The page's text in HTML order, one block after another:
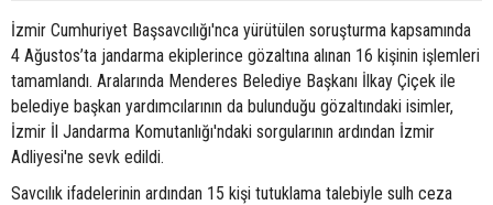
İzmir Cumhuriyet Başsavcılığı'nca yürütülen soruşturma kapsamında
4 Ağustos’ta jandarma ekiplerince gözaltına alınan 16 kişinin işlemleri
tamamlandı. Aralarında Menderes Belediye Başkanı İlkay Çiçek ile
belediye başkan yardımcılarının da bulunduğu gözaltındaki isimler,
İzmir İl Jandarma Komutanlığı'ndaki sorgularının ardından İzmir
Adliyesi'ne sevk edildi.
Savcılık ifadelerinin ardından 15 kişi tutuklama talebiyle sulh ceza